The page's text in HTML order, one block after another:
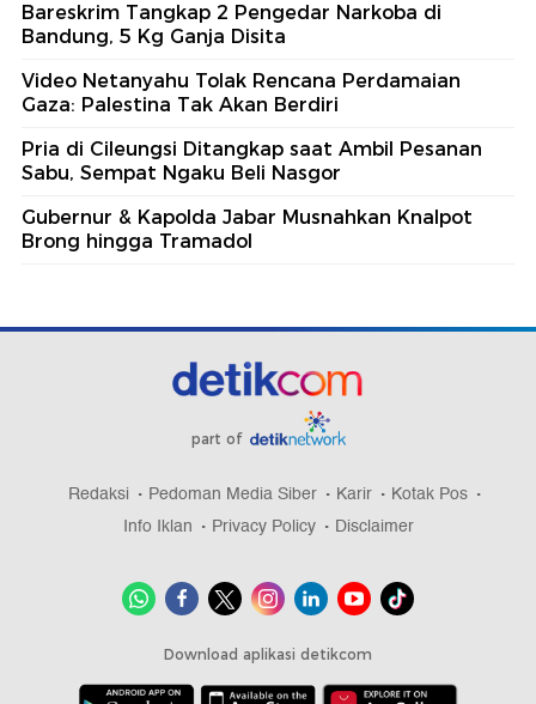
Bareskrim Tangkap 2 Pengedar Narkoba di
Bandung, 5 Kg Ganja Disita
Video Netanyahu Tolak Rencana Perdamaian
Gaza: Palestina Tak Akan Berdiri
Pria di Cileungsi Ditangkap saat Ambil Pesanan
Sabu, Sempat Ngaku Beli Nasgor
Gubernur & Kapolda Jabar Musnahkan Knalpot
Brong hingga Tramadol
part of
Redaksi Pedoman Media Siber Karir
Kotak Pos
Info Iklan
Privacy Policy Disclaimer
Download aplikasi detikcom